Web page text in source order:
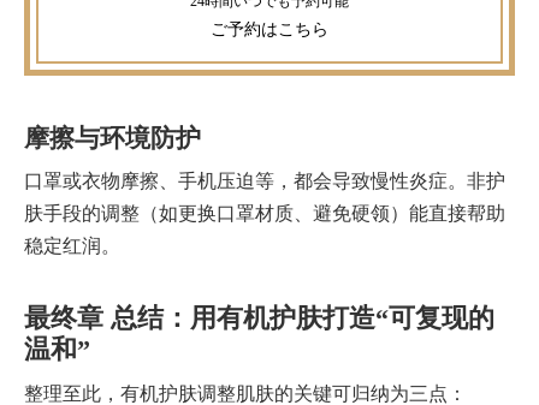
ご予約はこちら
摩擦与环境防护
口罩或衣物摩擦、手机压迫等，都会导致慢性炎症。非护
肤手段的调整（如更换口罩材质、避免硬领）能直接帮助
稳定红润。
最终章 总结：用有机护肤打造“可复现的
温和”
整理至此，有机护肤调整肌肤的关键可归纳为三点：